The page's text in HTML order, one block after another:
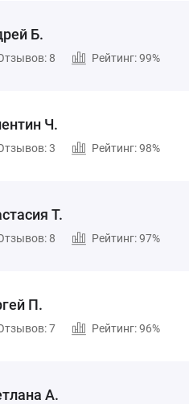
Б.
8 Рейтинг: 99%
Ч.
3 Рейтинг: 98%
Т.
8 Рейтинг: 97%
П.
7 Рейтинг: 96%
А.